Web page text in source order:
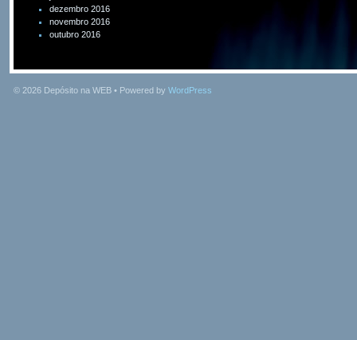
dezembro 2016
novembro 2016
outubro 2016
© 2026 Depósito na WEB • Powered by WordPress